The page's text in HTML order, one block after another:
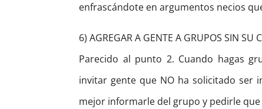
enfrascándote en argumentos necios
6) AGREGAR A GENTE A GRUPOS SIN SU
Parecido al punto 2. Cuando hagas
invitar gente que NO ha solicitado ser
mejor informarle del grupo y pedirle